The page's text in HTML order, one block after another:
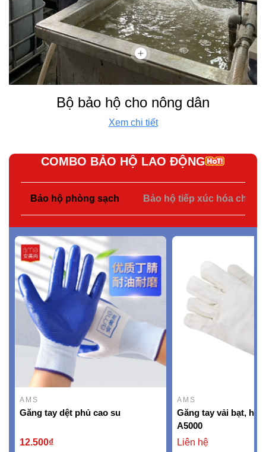
Bộ bảo hộ cho nông dân
Xem chi tiết
COMBO BẢO HỘ LAO ĐỘNG
Bảo hộ phòng sạch Bảo hộ tiếp xúc hóa chất
AMS
Găng tay dệt phủ cao su
12.500₫
AMS
Găng tay vải bạt,
A5000
Liên hệ